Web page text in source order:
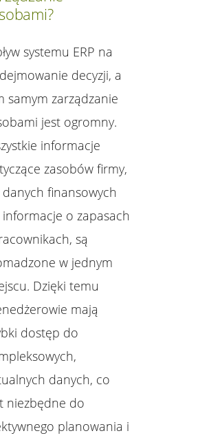
systemu ERP na
decyzji, a
samym zarządzanie
jest ogromny.
informacje
zasobów firmy,
finansowych
o zapasach
są
w jednym
Dzięki temu
mają
dostęp do
danych, co
niezbędne do
planowania i